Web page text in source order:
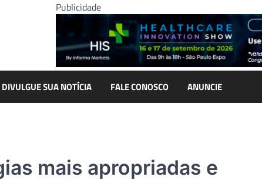
Publicidade
DIVULGUE SUA NOTÍCIA FALE CONOSCO ANUNCIE
mais apropriadas e